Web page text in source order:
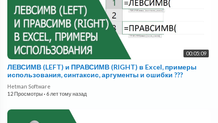
00:05:09
ЛЕВСИМВ (LEFT) и ПРАВСИМВ (RIGHT) в Excel, примеры
использования, синтаксис, аргументы и ошибки ???
Hetman Software
12 Просмотры· 6 лет тому назад